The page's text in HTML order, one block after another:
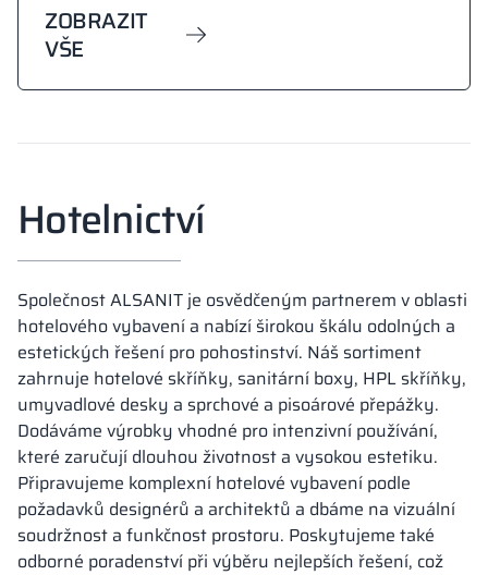
ZOBRAZIT
VŠE
Hotelnictví
Společnost ALSANIT je osvědčeným partnerem v oblasti
hotelového vybavení a nabízí širokou škálu odolných a
estetických řešení pro pohostinství. Náš sortiment
zahrnuje hotelové skříňky, sanitární boxy, HPL skříňky,
umyvadlové desky a sprchové a pisoárové přepážky.
Dodáváme výrobky vhodné pro intenzivní používání,
které zaručují dlouhou životnost a vysokou estetiku.
Připravujeme komplexní hotelové vybavení podle
požadavků designérů a architektů a dbáme na vizuální
soudržnost a funkčnost prostoru. Poskytujeme také
odborné poradenství při výběru nejlepších řešení, což